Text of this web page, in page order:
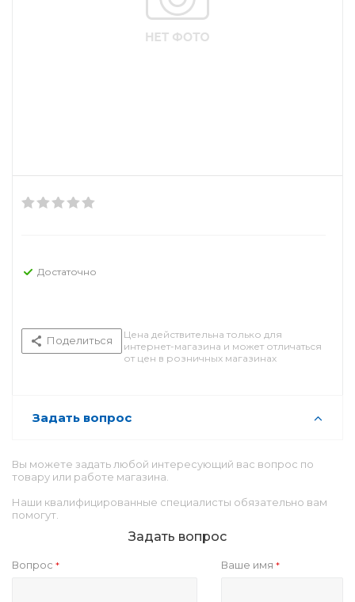
Достаточно
Поделиться
Цена действительна только для
интернет-магазина и может отличаться
от цен в розничных магазинах
Задать вопрос
Вы можете задать любой интересующий вас вопрос по
товару или работе магазина.
Наши квалифицированные специалисты обязательно вам
помогут.
Задать вопрос
Вопрос * Ваше имя*